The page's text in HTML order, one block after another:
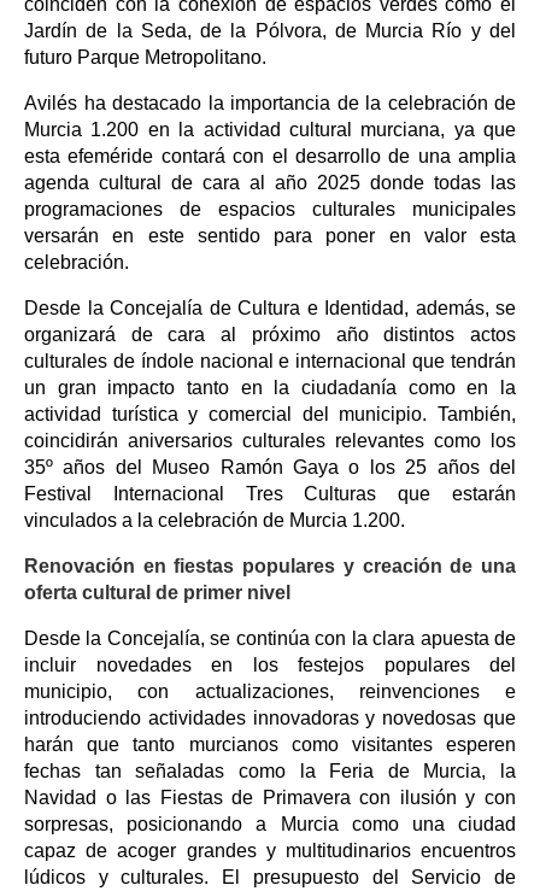
Jardín de la Seda, de la Pólvora, de Murcia Río y del
futuro Parque Metropolitano.
Avilés ha destacado la importancia de la celebración de
Murcia 1.200 en la actividad cultural murciana, ya que
esta efeméride contará con el desarrollo de una amplia
agenda cultural de cara al año 2025 donde todas las
programaciones de espacios culturales municipales
versarán en este sentido para poner en valor esta
celebración.
Desde la Concejalía de Cultura e Identidad, además, se
organizará de cara al próximo año distintos actos
culturales de índole nacional e internacional que tendrán
un gran impacto tanto en la ciudadanía como en la
actividad turística y comercial del municipio. También,
coincidirán aniversarios culturales relevantes como los
35º años del Museo Ramón Gaya o los 25 años del
Festival Internacional Tres Culturas que estarán
vinculados a la celebración de Murcia 1.200.
Renovación en fiestas populares y creación de una
oferta cultural de primer nivel
Desde la Concejalía, se continúa con la clara apuesta de
incluir novedades en los festejos populares del
municipio, con actualizaciones, reinvenciones e
introduciendo actividades innovadoras y novedosas que
harán que tanto murcianos como visitantes esperen
fechas tan señaladas como la Feria de Murcia, la
Navidad o las Fiestas de Primavera con ilusión y con
sorpresas, posicionando a Murcia como una ciudad
capaz de acoger grandes y multitudinarios encuentros
lúdicos y culturales. El presupuesto del Servicio de